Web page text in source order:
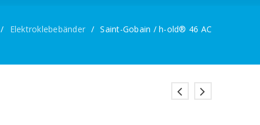
/ Elektroklebebänder / Saint-Gobain / h-old® 46 AC